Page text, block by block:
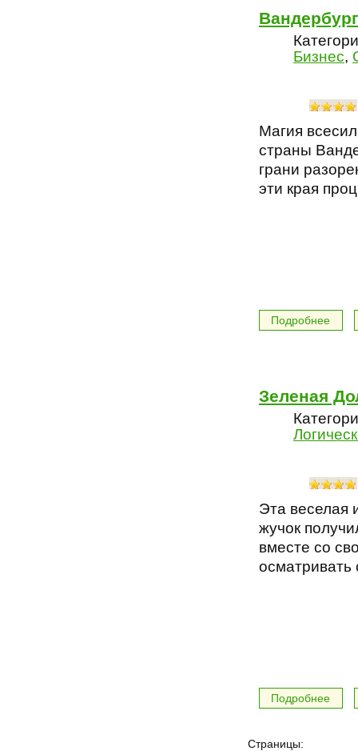
Вандербург
Бизнес,
Магия
страны
грани
эти края
Подробнее
Зеленая
Эта веселая
жучок
вместе со
осматривать
Подробнее
Страницы: